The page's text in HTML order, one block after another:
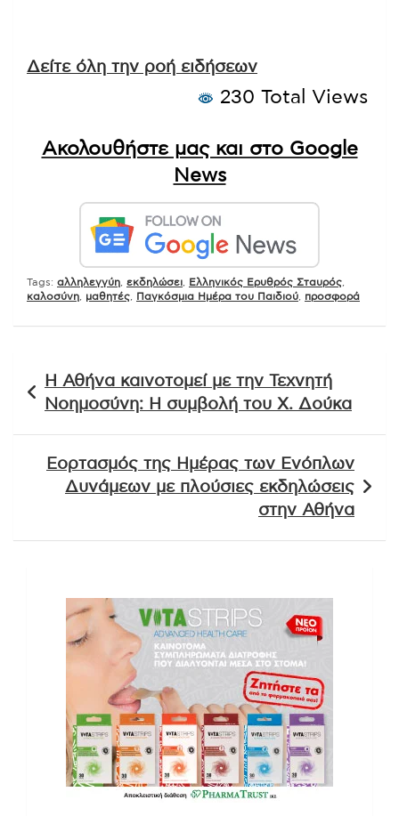
Δείτε όλη την ροή ειδήσεων
230 Total Views
Ακολουθήστε μας και στο Google
News
Tags: αλληλεγγύη εκδηλώσει Ελληνικός Ερυθρός Σταυρός
καλοσύνη
μαθητές Παγκόσμια Ημέρα του Παιδιού προσφορά
άρθρων
Η Αθήνα καινοτομεί με την Τεχνητή
Νοημοσύνη: Η συμβολή του Χ. Δούκα
Εορτασμός της Ημέρας των Ενόπλων
Δυνάμεων με πλούσιες εκδηλώσεις
στην Αθήνα